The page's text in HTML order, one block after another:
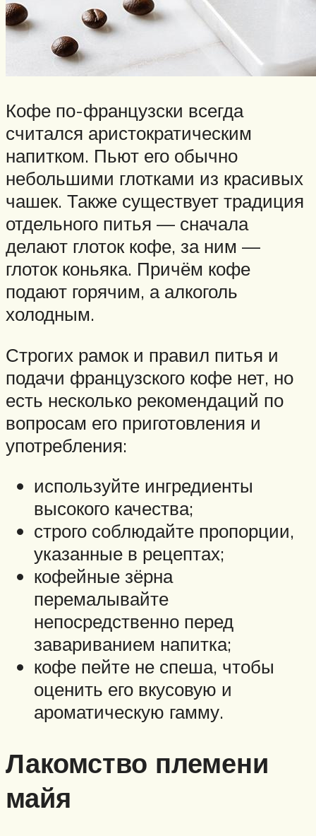
Кофе по-французски всегда
считался аристократическим
напитком. Пьют его обычно
небольшими глотками из красивых
чашек. Также существует традиция
отдельного питья — сначала
делают глоток кофе, за ним —
глоток коньяка. Причём кофе
подают горячим, а алкоголь
холодным.
Строгих рамок и правил питья и
подачи французского кофе нет, но
есть несколько рекомендаций по
вопросам его приготовления и
употребления:
используйте ингредиенты
высокого качества;
строго соблюдайте пропорции,
указанные в рецептах;
кофейные зёрна
перемалывайте
непосредственно перед
завариванием напитка;
кофе пейте не спеша, чтобы
оценить его вкусовую и
ароматическую гамму.
Лакомство племени
майя